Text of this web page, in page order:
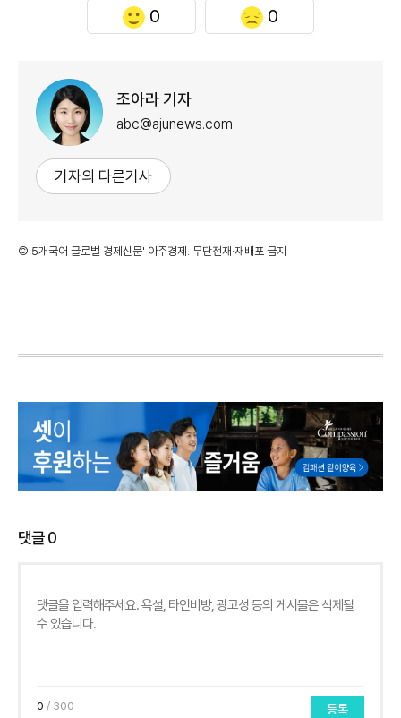
0 0
조아라 기자
abc@ajunews.com
기자의 다른기사
©'5개국어 글로벌 경제신문' 아주경제. 무단전재·재배포 금지
댓글0
0 / 300 등록